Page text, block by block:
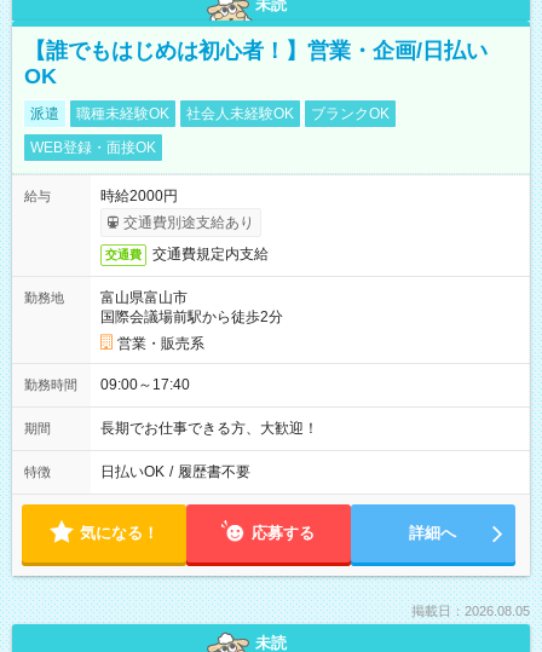
未読
【誰でもはじめは初心者！】営業・企画/日払い
OK
派遣 職種未経験OK 社会人未経験OK
ブランクOK
WEB登録・面接OK
給与
時給2000円
交通費別途支給あり
交通費 交通費規定内支給
勤務地
富山県富山市
国際会議場前駅から徒歩2分
営業・販売系
勤務時間 09:00～17:40
期間 長期でお仕事できる方、大歓迎！
特徴 日払いOK / 履歴書不要
気になる！ 応募する 詳細へ
掲載日：2026.08.05
未読